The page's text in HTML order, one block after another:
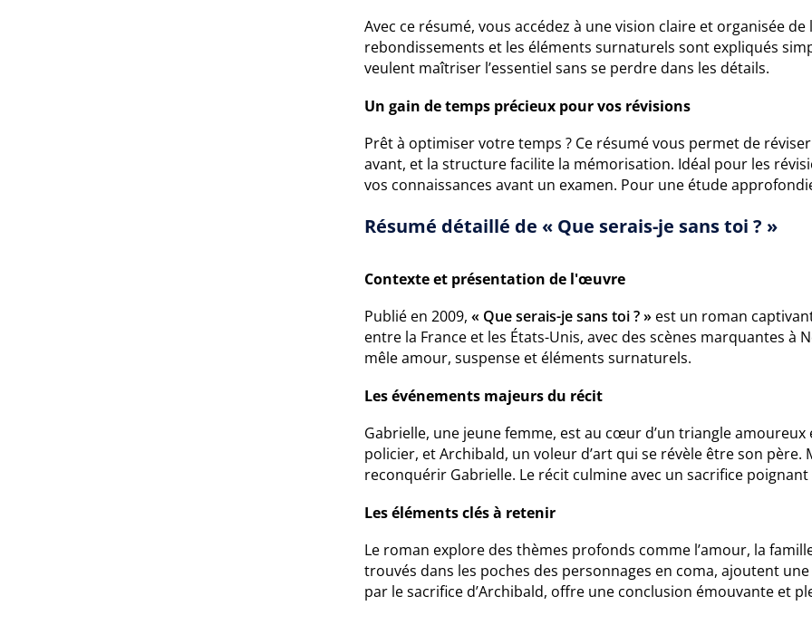
Avec ce résumé, vous accédez à une vision claire et organisée
rebondissements et les éléments surnaturels sont expliqués
veulent maîtriser l’essentiel sans se perdre dans les détails.
Un gain de temps précieux pour vos révisions
Prêt à optimiser votre temps ? Ce résumé vous permet de
avant, et la structure facilite la mémorisation. Idéal pour les
vos connaissances avant un examen. Pour une étude
Résumé détaillé de « Que serais-je sans toi ? »
Contexte et présentation de l'œuvre
Publié en 2009, « Que serais-je sans toi ? » est un roman
entre la France et les États-Unis, avec des scènes marquantes à
mêle amour, suspense et éléments surnaturels.
Les événements majeurs du récit
Gabrielle, une jeune femme, est au cœur d’un triangle
policier, et Archibald, un voleur d’art qui se révèle être son
reconquérir Gabrielle. Le récit culmine avec un sacrifice
Les éléments clés à retenir
Le roman explore des thèmes profonds comme l’amour, la
trouvés dans les poches des personnages en coma, ajoutent
par le sacrifice d’Archibald, offre une conclusion émouvante et